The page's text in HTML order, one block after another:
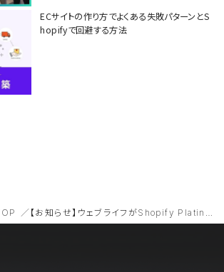
ECサイトの作り方でよくある失敗パターンとS
hopifyで回避する方法
【お知らせ】ウェブライフがShopify Platinumパートナーに認定されました